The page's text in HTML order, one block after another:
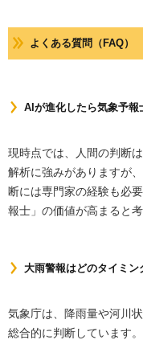
よくある質問（FAQ）
AIが進化したら気象予報
現時点では、人間の判断
解析に強みがありますが
断には専門家の経験も必
報士」の価値が高まると
大雨警報はどのタイミン
気象庁は、降雨量や河川
総合的に判断しています